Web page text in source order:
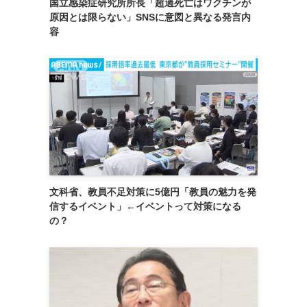
国立感染症研究所所長「超過死亡はワクチンが
原因とは限らない」SNSに意図と異なる発言内
容
文科省、教員不足対策に5億円「教員の魅力を発
信するイベント」←イベントって対策になる
の？